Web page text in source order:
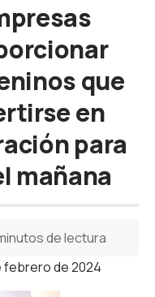
que
en
para
mañana
febrero de 2024
de lectura